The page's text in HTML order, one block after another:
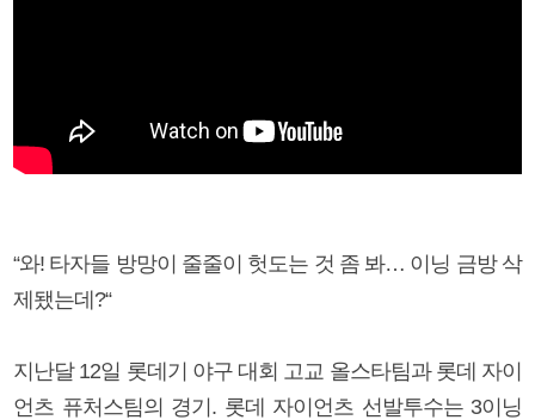
“와! 타자들 방망이 줄줄이 헛도는 것 좀 봐… 이닝 금방 삭
제됐는데?“
지난달 12일 롯데기 야구 대회 고교 올스타팀과 롯데 자이
언츠 퓨처스팀의 경기. 롯데 자이언츠 선발투수는 3이닝